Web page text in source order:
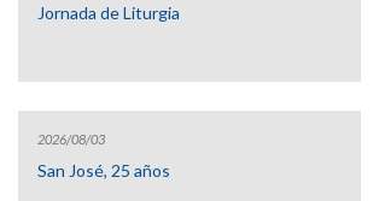
Jornada de Liturgia
2026/08/03
San José, 25 años